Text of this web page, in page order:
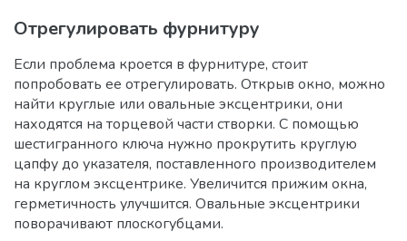
Отрегулировать фурнитуру
Если проблема кроется в фурнитуре, стоит
попробовать ее отрегулировать. Открыв окно, можно
найти круглые или овальные эксцентрики, они
находятся на торцевой части створки. С помощью
шестигранного ключа нужно прокрутить круглую
цапфу до указателя, поставленного производителем
на круглом эксцентрике. Увеличится прижим окна,
герметичность улучшится. Овальные эксцентрики
поворачивают плоскогубцами.